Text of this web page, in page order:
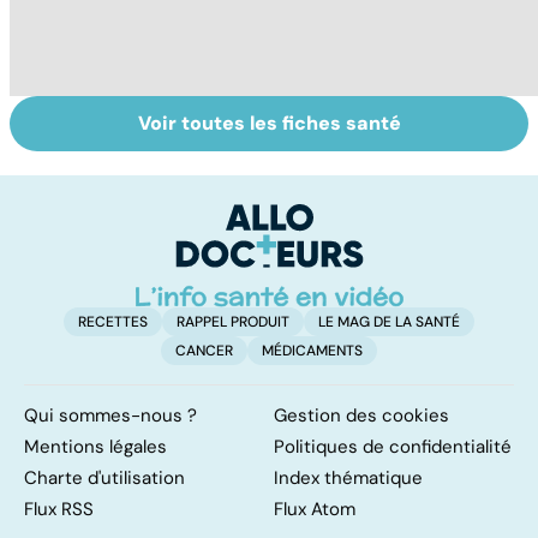
Laboratoires,
bienfaiteurs ou
Tout savoir sur
les infections
Voir toutes les fiches santé
RECETTES RAPPEL PRODUIT
LE MAG DE LA SANTÉ
CANCER
MÉDICAMENTS
Qui sommes-nous ?
Gestion des cookies
Mentions légales
Politiques de confidentialité
Charte d'utilisation
Index thématique
Flux RSS
Flux Atom